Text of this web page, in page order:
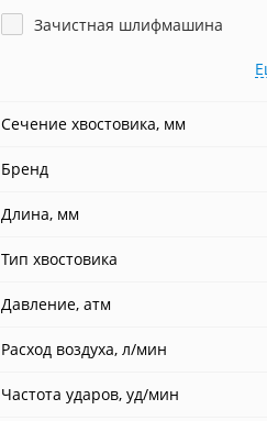
Зачистная шлифмашина
Сечение хвостовика, мм
Бренд
Длина, мм
Тип хвостовика
Давление, атм
Расход воздуха, л/мин
Частота ударов, уд/мин